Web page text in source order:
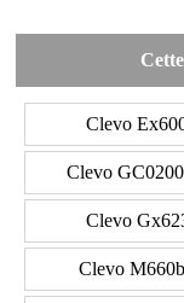
Clevo
Clevo
Clevo
Clevo